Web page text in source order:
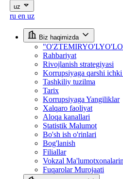
uz
ru en uz
Biz haqimizda
Rahbariyat
Rivojlanish strategiyasi
Korrupsiyaga qarshi ichki
Tashkiliy tuzilma
Tarix
Korrupsiyaga Yangiliklar
Xalqaro faoliyat
Aloqa kanallari
Statistik Malumot
Bo'sh ish o'rinlari
Bog'lanish
Filiallar
Vokzal
Fuqarolar Murojaati